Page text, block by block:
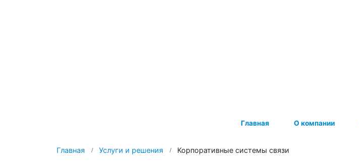
Главная О компании
Главная Услуги и решения Корпоративные системы связи